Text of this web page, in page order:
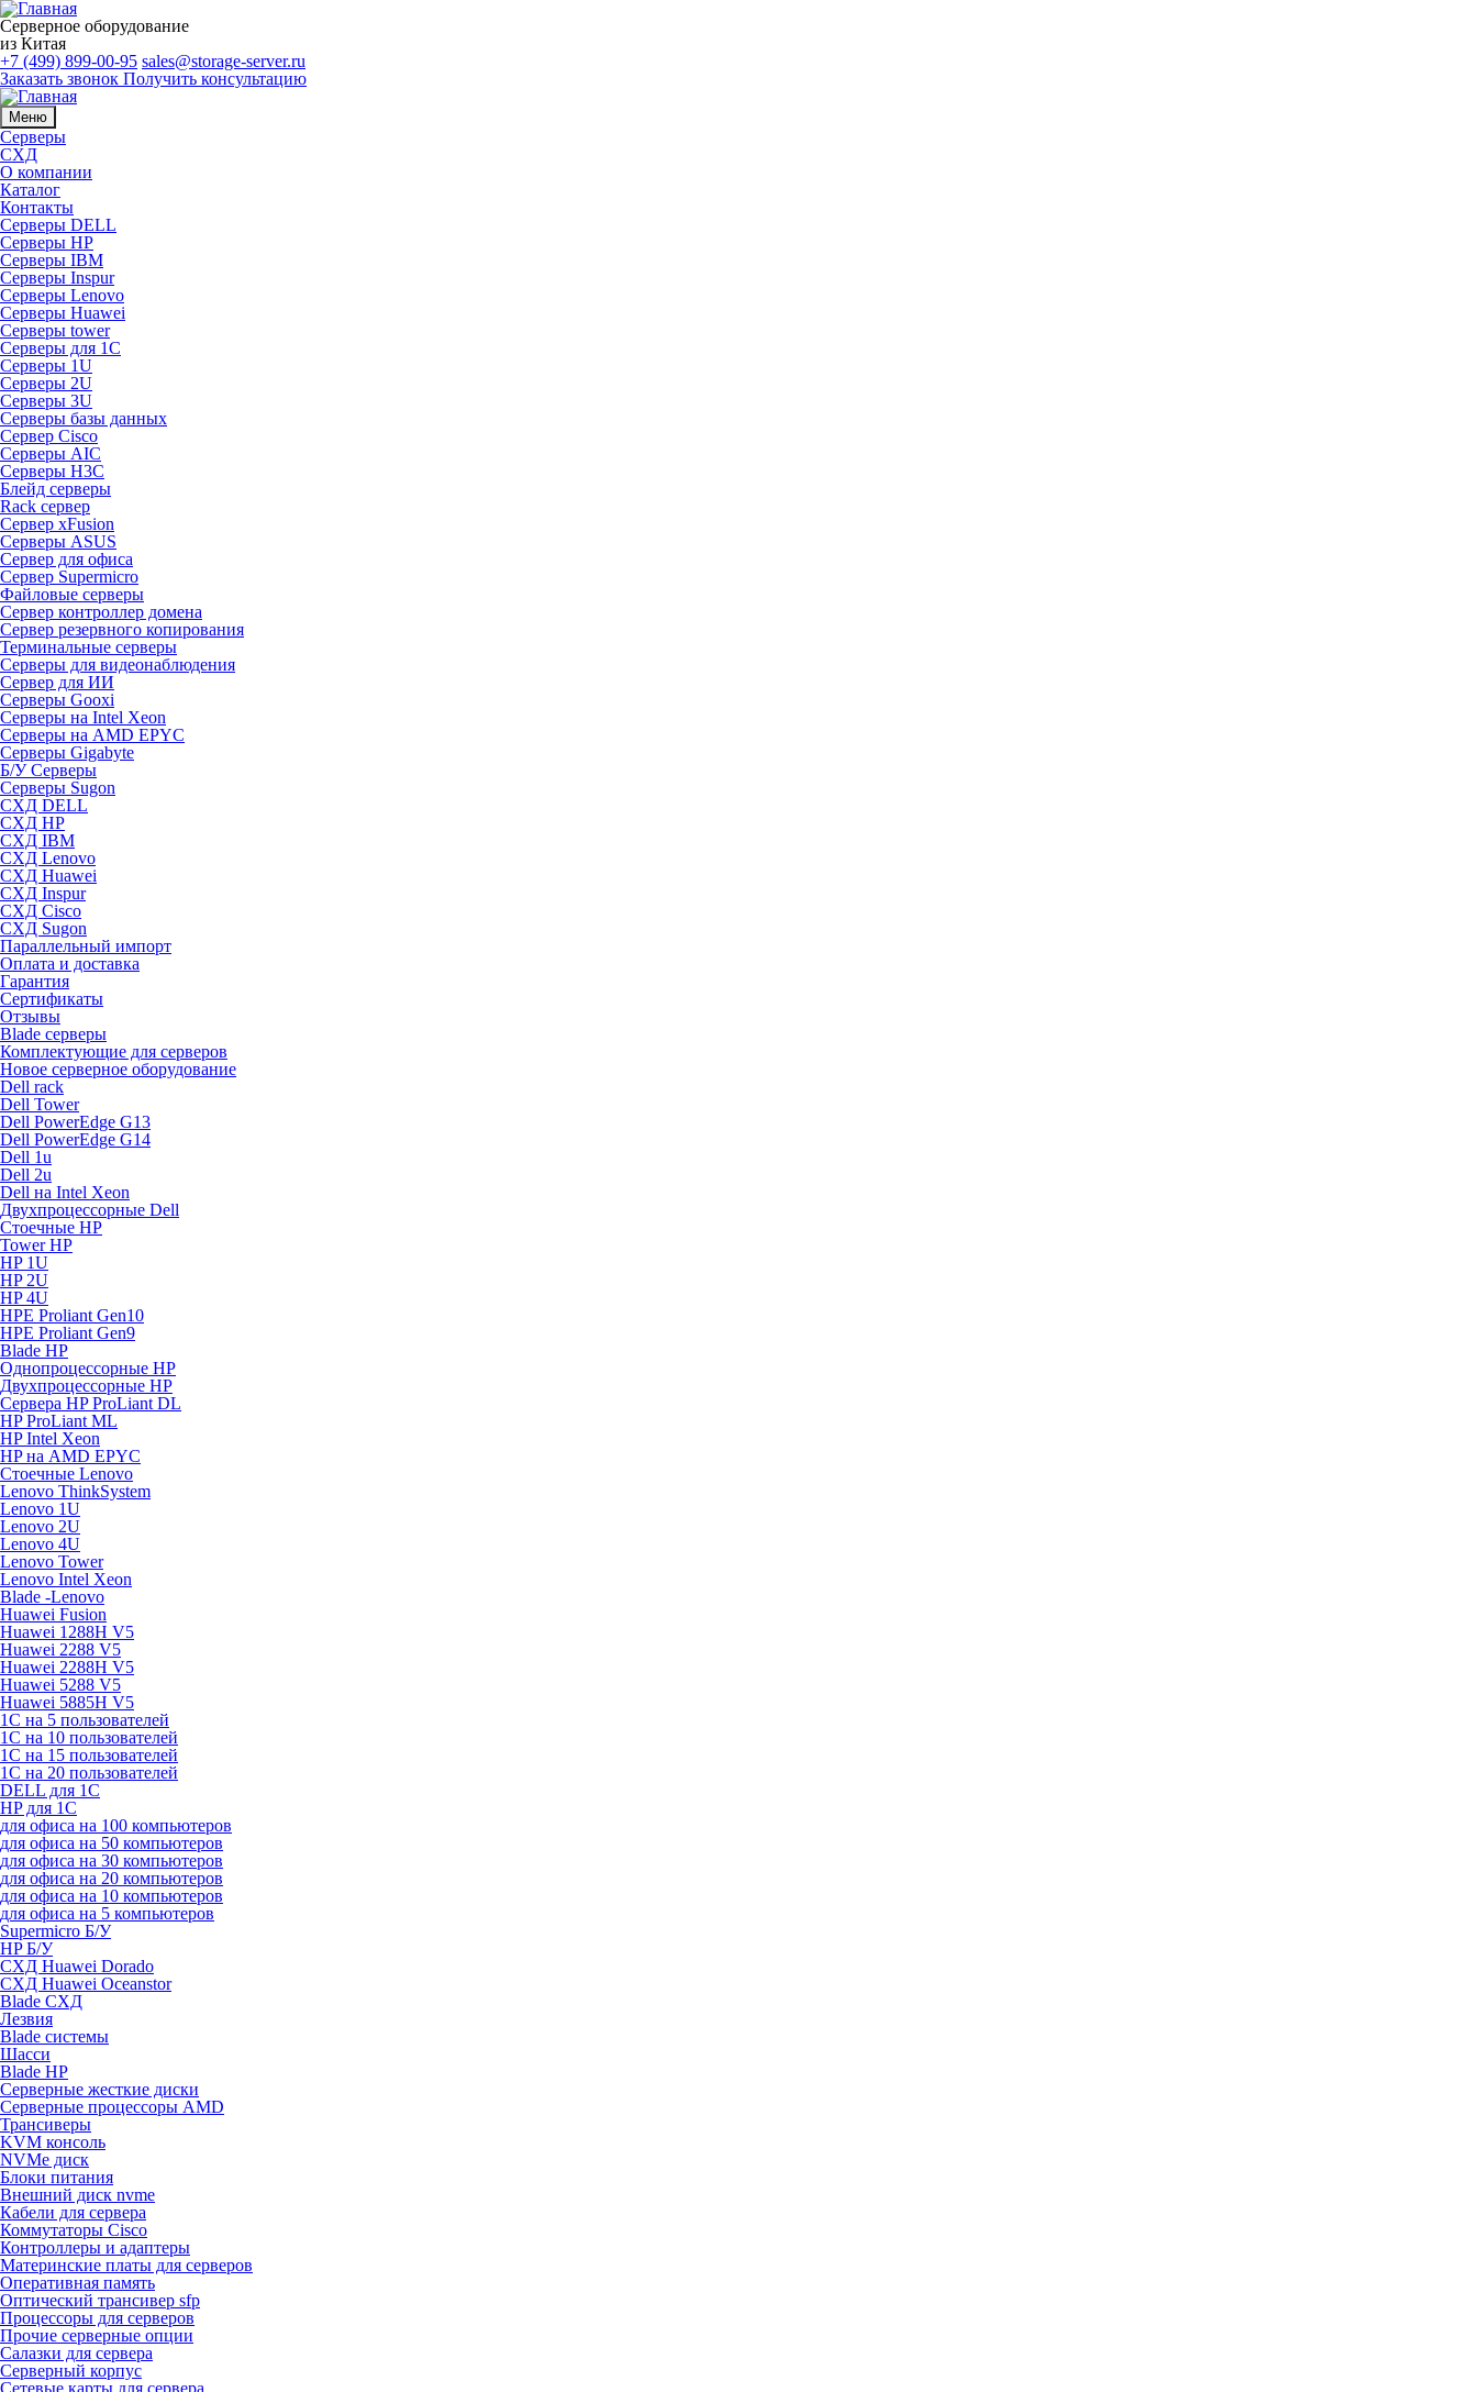
Серверное оборудование
из Китая
+7 (499) 899-00-95 sales@storage-server.ru
Заказать звонок Получить консультацию
Меню
Серверы
СХД
О компании
Каталог
Контакты
Серверы DELL
Серверы HP
Серверы IBM
Серверы Inspur
Серверы Lenovo
Серверы Huawei
Серверы tower
Серверы для 1C
Серверы 1U
Серверы 2U
Серверы 3U
Серверы базы данных
Сервер Cisco
Серверы AIC
Серверы H3C
Блейд серверы
Rack сервер
Сервер xFusion
Серверы ASUS
Сервер для офиса
Сервер Supermicro
Файловые серверы
Сервер контроллер домена
Сервер резервного копирования
Терминальные серверы
Серверы для видеонаблюдения
Сервер для ИИ
Серверы Gooxi
Серверы на Intel Xeon
Серверы на AMD EPYC
Серверы Gigabyte
Б/У Серверы
Серверы Sugon
СХД DELL
СХД HP
СХД IBM
СХД Lenovo
СХД Huawei
СХД Inspur
СХД Cisco
СХД Sugon
Параллельный импорт
Оплата и доставка
Гарантия
Сертификаты
Отзывы
Blade серверы
Комплектующие для серверов
Новое серверное оборудование
Dell rack
Dell Tower
Dell PowerEdge G13
Dell PowerEdge G14
Dell 1u
Dell 2u
Dell на Intel Xeon
Двухпроцессорные Dell
Стоечные HP
Tower HP
HP 1U
HP 2U
HP 4U
HPE Proliant Gen10
HPE Proliant Gen9
Blade HP
Однопроцессорные HP
Двухпроцессорные HP
Сервера HP ProLiant DL
HP ProLiant ML
HP Intel Xeon
HP на AMD EPYC
Стоечные Lenovo
Lenovo ThinkSystem
Lenovo 1U
Lenovo 2U
Lenovo 4U
Lenovo Tower
Lenovo Intel Xeon
Blade -Lenovo
Huawei Fusion
Huawei 1288H V5
Huawei 2288 V5
Huawei 2288H V5
Huawei 5288 V5
Huawei 5885H V5
1С на 5 пользователей
1С на 10 пользователей
1С на 15 пользователей
1С на 20 пользователей
DELL для 1С
HP для 1С
для офиса на 100 компьютеров
для офиса на 50 компьютеров
для офиса на 30 компьютеров
для офиса на 20 компьютеров
для офиса на 10 компьютеров
для офиса на 5 компьютеров
Supermicro Б/У
HP Б/У
СХД Huawei Dorado
СХД Huawei Oceanstor
Blade СХД
Лезвия
Blade системы
Шасси
Blade HP
Серверные жесткие диски
Серверные процессоры AMD
Трансиверы
KVM консоль
NVMe диск
Блоки питания
Внешний диск nvme
Кабели для сервера
Коммутаторы Cisco
Контроллеры и адаптеры
Материнские платы для серверов
Оперативная память
Оптический трансивер sfp
Процессоры для серверов
Прочие серверные опции
Салазки для сервера
Серверный корпус
Сетевые карты для сервера